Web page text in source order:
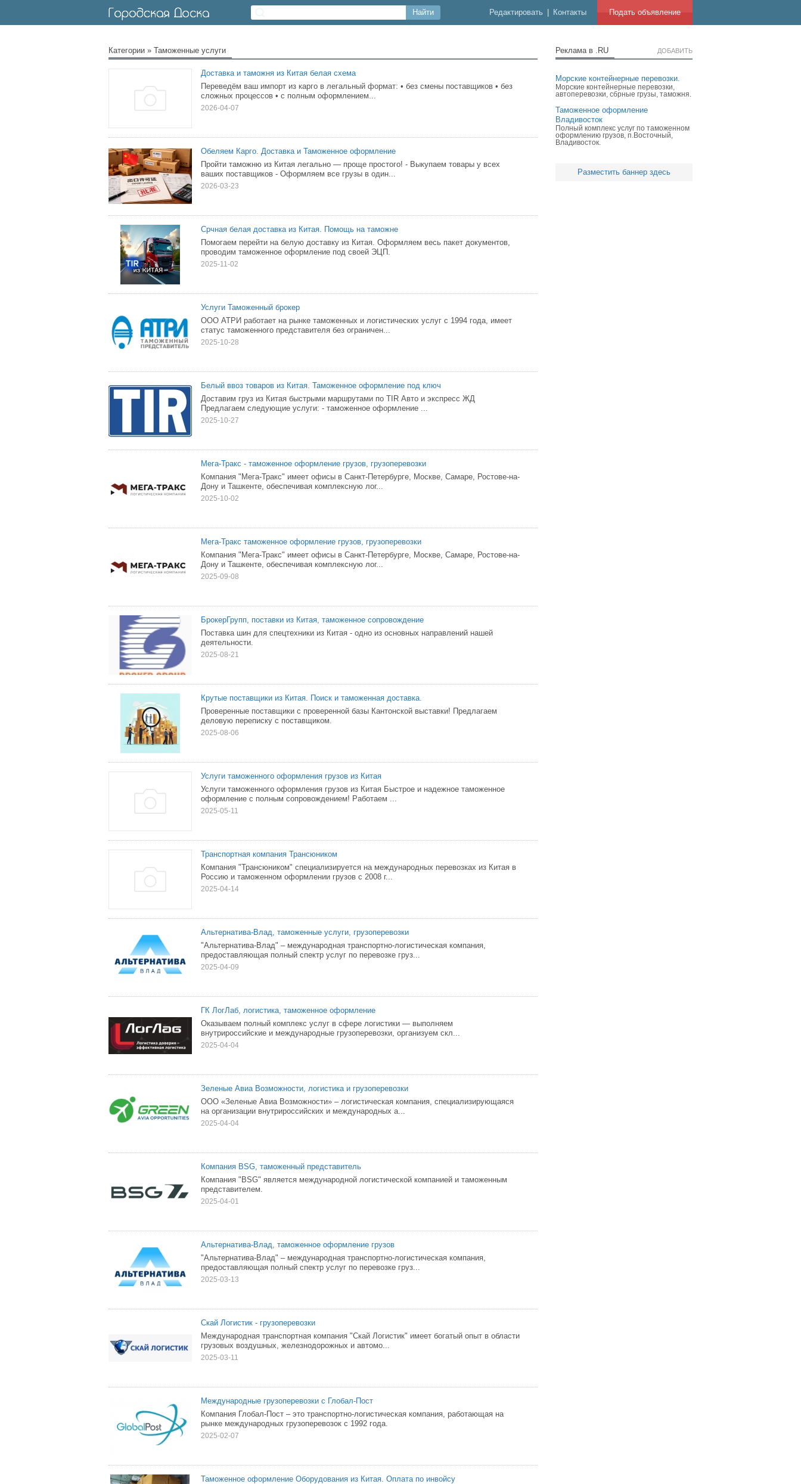
Подать объявление
Редактировать Контакты
Категории » Таможенные услуги
Доставка и таможня из Китая белая схема
Переведём ваш импорт из карго в легальный формат: • без смены поставщиков • без
сложных процессов • с полным оформлением...
2026-04-07
Обеляем Карго. Доставка и Таможенное оформление
Пройти таможню из Китая легально — проще простого! - Выкупаем товары у всех
ваших поставщиков - Оформляем все грузы в один...
2026-03-23
Срчная белая доставка из Китая. Помощь на таможне
Помогаем перейти на белую доставку из Китая. Оформляем весь пакет документов,
проводим таможенное оформление под своей ЭЦП.
2025-11-02
Услуги Таможенный брокер
ООО АТРИ работает на рынке таможенных и логистических услуг с 1994 года, имеет
статус таможенного представителя без ограничен...
2025-10-28
Белый ввоз товаров из Китая. Таможенное оформление под ключ
Доставим груз из Китая быстрыми маршрутами по TIR Авто и экспресс ЖД
Предлагаем следующие услуги: - таможенное оформление ...
2025-10-27
Мега-Тракс - таможенное оформление грузов, грузоперевозки
Компания "Мега-Тракс" имеет офисы в Санкт-Петербурге, Москве, Самаре, Ростове-на-
Дону и Ташкенте, обеспечивая комплексную лог...
2025-10-02
Мега-Тракс таможенное оформление грузов, грузоперевозки
Компания "Мега-Тракс" имеет офисы в Санкт-Петербурге, Москве, Самаре, Ростове-на-
Дону и Ташкенте, обеспечивая комплексную лог...
2025-09-08
БрокерГрупп, поставки из Китая, таможенное сопровождение
Поставка шин для спецтехники из Китая - одно из основных направлений нашей
деятельности.
2025-08-21
Крутые поставщики из Китая. Поиск и таможенная доставка.
Проверенные поставщики с проверенной базы Кантонской выставки! Предлагаем
деловую переписку с поставщиком.
2025-08-06
Услуги таможенного оформления грузов из Китая
Услуги таможенного оформления грузов из Китая Быстрое и надежное таможенное
оформление с полным сопровождением! Работаем ...
2025-05-11
Транспортная компания Трансюником
Компания "Трансюником" специализируется на международных перевозках из Китая в
Россию и таможенном оформлении грузов с 2008 г...
2025-04-14
Альтернатива-Влад, таможенные услуги, грузоперевозки
"Альтернатива-Влад" – международная транспортно-логистическая компания,
предоставляющая полный спектр услуг по перевозке груз...
2025-04-09
ГК ЛогЛаб, логистика, таможенное оформление
Оказываем полный комплекс услуг в сфере логистики — выполняем
внутрироссийские и международные грузоперевозки, организуем скл...
2025-04-04
Зеленые Авиа Возможности, логистика и грузоперевозки
ООО «Зеленые Авиа Возможности» – логистическая компания, специализирующаяся
на организации внутрироссийских и международных а...
2025-04-04
Компания BSG, таможенный представитель
Компания "BSG" является международной логистической компанией и таможенным
представителем.
2025-04-01
Альтернатива-Влад, таможенное оформление грузов
"Альтернатива-Влад" – международная транспортно-логистическая компания,
предоставляющая полный спектр услуг по перевозке груз...
2025-03-13
Скай Логистик - грузоперевозки
Международная транспортная компания "Скай Логистик" имеет богатый опыт в области
грузовых воздушных, железнодорожных и автомо...
2025-03-11
Международные грузоперевозки с Глобал-Пост
Компания Глобал-Пост – это транспортно-логистическая компания, работающая на
рынке международных грузоперевозок с 1992 года.
2025-02-07
Таможенное оформление Оборудования из Китая. Оплата по инвойсу
Реклама в .RU ДОБАВИТЬ
Морские контейнерные перевозки.
Морские контейнерные перевозки,
автоперевозки, сбрные грузы, таможня.
Таможенное оформление
Владивосток
Полный комплекс услуг по таможенном
оформлению грузов, п.Восточный,
Владивосток.
Разместить баннер здесь